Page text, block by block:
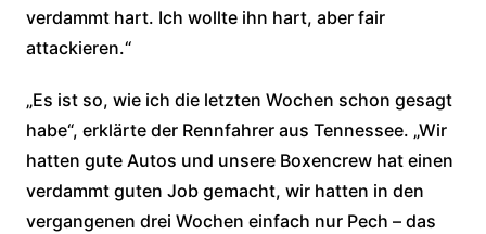
verdammt hart. Ich wollte ihn hart, aber fair
attackieren.“
„Es ist so, wie ich die letzten Wochen schon gesagt
habe“, erklärte der Rennfahrer aus Tennessee. „Wir
hatten gute Autos und unsere Boxencrew hat einen
verdammt guten Job gemacht, wir hatten in den
vergangenen drei Wochen einfach nur Pech – das